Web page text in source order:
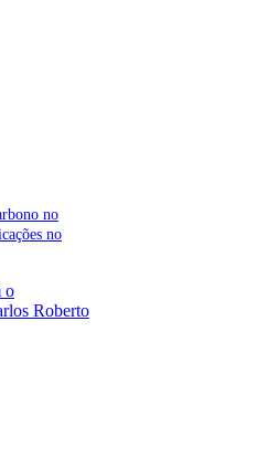
no
no
o
Roberto